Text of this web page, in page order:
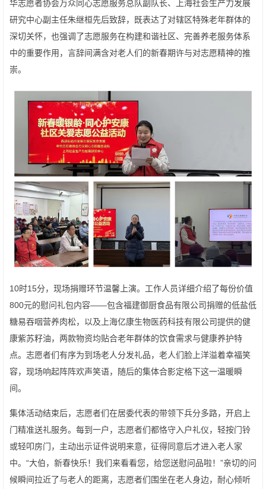
华志愿者协会万众同心志愿服务总队副队长、上海社会生产力发展
研究中心副主任朱继桓先后致辞，既表达了对辖区特殊老年群体的
深切关怀，也强调了志愿服务在构建和谐社区、完善养老服务体系
中的重要作用，言辞间满含对老人们的新春期许与对志愿精神的推
崇。
10时15分，现场捐赠环节温馨上演。工作人员详细介绍了每份价值
800元的慰问礼包内容——包含福建御厨食品有限公司捐赠的低盐低
糖易吞咽营养肉松，以及上海亿康生物医药科技有限公司提供的健
康紫苏籽油，两款物资均贴合老年群体的饮食需求与健康养护特
点。志愿者们有序为到场老人分发礼品，老人们脸上洋溢着幸福笑
容，现场响起阵阵欢声笑语，随后的集体合影定格下这一温暖瞬
间。
集体活动结束后，志愿者们在居委代表的带领下兵分多路，开启上
门精准送礼服务。每到一户，志愿者们都恪守入户礼仪，轻按门铃
或轻叩房门，主动出示证件说明来意，征得同意后才进入老人家
中。“大伯，新春快乐！我们来看看您，给您送慰问品啦！”亲切的问
候瞬间拉近了与老人的距离，志愿者们围坐在老人身边，耐心倾听